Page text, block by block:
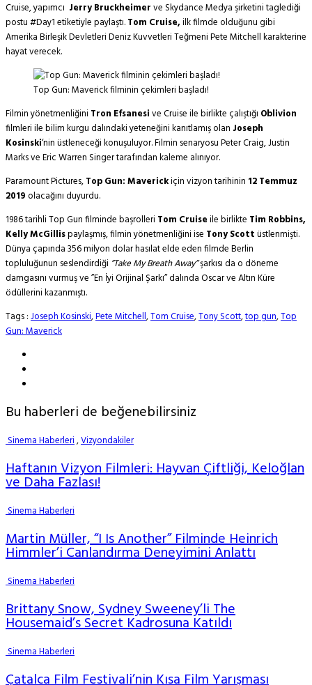
Cruise, yapımcı Jerry Bruckheimerve Skydance Medya şirketini taglediği
postu #Day1 etiketiyle paylaştı.Tom Cruise,ilk filmde olduğunu gibi
Amerika Birleşik Devletleri Deniz Kuvvetleri Teğmeni Pete Mitchell karakterine
hayat verecek.
Top Gun: Maverick filminin çekimleri başladı!
Filmin yönetmenliğini Tron Efsanesive Cruise ile birlikte çalıştığı Oblivion
filmleri ile bilim kurgu dalındaki yeteneğini kanıtlamış olan Joseph
Kosinski‘nin üstleneceği konuşuluyor. Filmin senaryosu Peter Craig, Justin
Marks ve Eric Warren Singer tarafından kaleme alınıyor.
Paramount Pictures,Top Gun: Maverickiçin vizyon tarihinin 12 Temmuz
2019 olacağını duyurdu.
1986 tarihli Top Gun filminde başrolleri Tom Cruiseile birlikte Tim Robbins,
Kelly McGillispaylaşmış, filmin yönetmenliğini ise Tony Scottüstlenmişti.
Dünya çapında 356 milyon dolar hasılat elde eden filmde Berlin
topluluğunun seslendirdiği ”Take My Breath Away”şarkısı da o döneme
damgasını vurmuş ve ”En İyi Orijinal Şarkı” dalında Oscar ve Altın Küre
ödüllerini kazanmıştı.
Tags :Joseph Kosinski,Pete Mitchell,Tom Cruise,Tony Scott,top gun,Top
Gun: Maverick
Bu haberleri de beğenebilirsiniz
Sinema Haberleri,Vizyondakiler
Haftanın Vizyon Filmleri: Hayvan Çiftliği, Keloğlan
ve Daha Fazlası!
Sinema Haberleri
Martin Müller, “I Is Another” Filminde Heinrich
Himmler’i Canlandırma Deneyimini Anlattı
Sinema Haberleri
Brittany Snow, Sydney Sweeney’li The
Housemaid’s Secret Kadrosuna Katıldı
Sinema Haberleri
Çatalca Film Festivali’nin Kısa Film Yarışması